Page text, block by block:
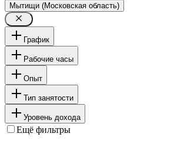
Мытищи (Московская область)
График
Рабочие часы
Опыт
Тип занятости
Уровень дохода
Ещё фильтры